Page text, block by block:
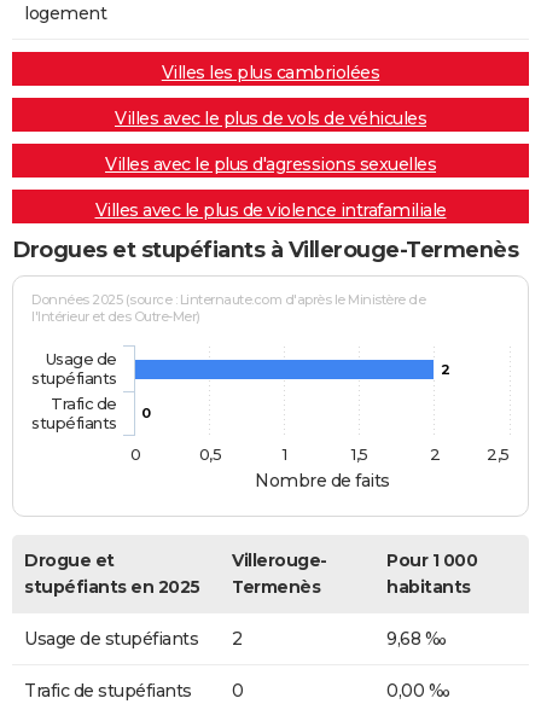
logement
Villes les plus cambriolées
Villes avec le plus de vols de véhicules
Villes avec le plus d'agressions sexuelles
Villes avec le plus de violence intrafamiliale
Drogues et stupéfiants à Villerouge-Termenès
Nombre de faits
Données 2025 (source : Linternaute.com d'après le Ministère de
l'Intérieur et des Outre-Mer)
2
0
Usage de
stupéfiants
Trafic de
stupéfiants
0
0,5 1 1,5 2 2,5
Drogue et
stupéfiants en 2025
Villerouge-
Termenès
Pour 1 000
habitants
Usage de stupéfiants 2 9,68 ‰
Trafic de stupéfiants 0 0,00 ‰